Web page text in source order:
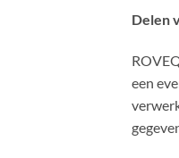
Delen
een